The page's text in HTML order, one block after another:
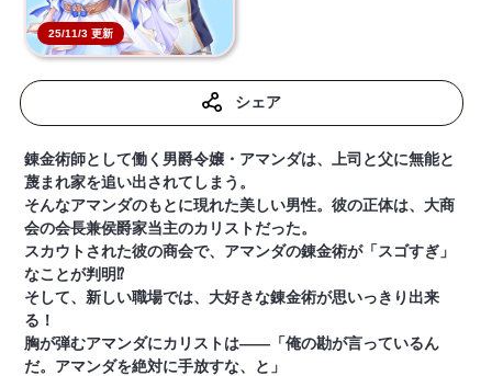
25/11/3 更新
シェア
錬金術師として働く男爵令嬢・アマンダは、上司と父に無能と
蔑まれ家を追い出されてしまう。
そんなアマンダのもとに現れた美しい男性。彼の正体は、大商
会の会長兼侯爵家当主のカリストだった。
スカウトされた彼の商会で、アマンダの錬金術が「スゴすぎ」
なことが判明⁉
そして、新しい職場では、大好きな錬金術が思いっきり出来
る！
胸が弾むアマンダにカリストは――「俺の勘が言っているん
だ。アマンダを絶対に手放すな、と」